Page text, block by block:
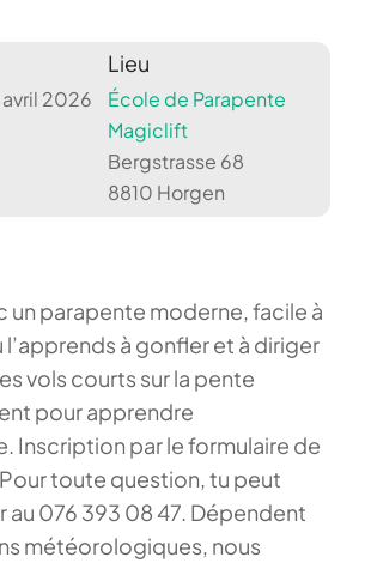
2026
Lieu
École de Parapente
Magiclift
Bergstrasse 68
8810 Horgen
un parapente moderne, facile à
l’apprends à gonfler et à diriger
vols courts sur la pente
pour apprendre
Inscription par le formulaire de
toute question, tu peut
au 076 393 08 47. Dépendent
météorologiques, nous